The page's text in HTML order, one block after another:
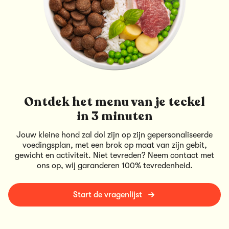
Ontdek het menu van je teckel
in 3 minuten
Jouw kleine hond zal dol zijn op zijn gepersonaliseerde
voedingsplan, met een brok op maat van zijn gebit,
gewicht en activiteit. Niet tevreden? Neem contact met
ons op, wij garanderen 100% tevredenheid.
Start de vragenlijst